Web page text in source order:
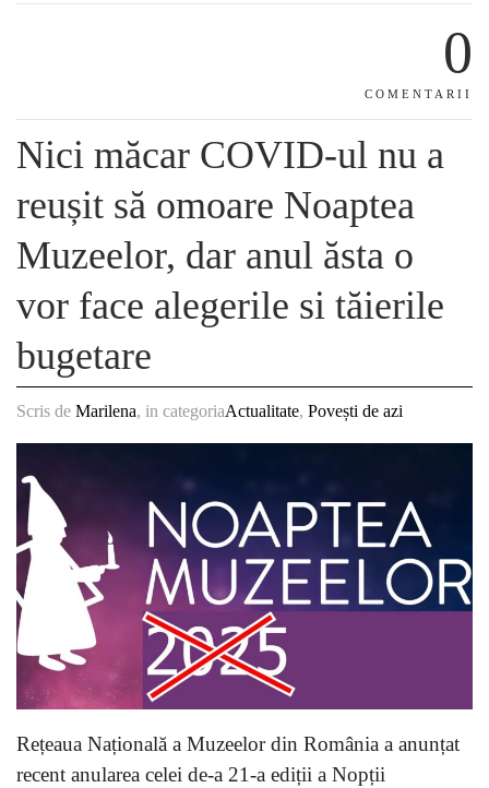
0
COMENTARII
Nici măcar COVID-ul nu a
reușit să omoare Noaptea
Muzeelor, dar anul ăsta o
vor face alegerile si tăierile
bugetare
Scris de Marilena, in categoriaActualitate, Povești de azi
Rețeaua Națională a Muzeelor din România a anunțat
recent anularea celei de-a 21-a ediții a Nopții